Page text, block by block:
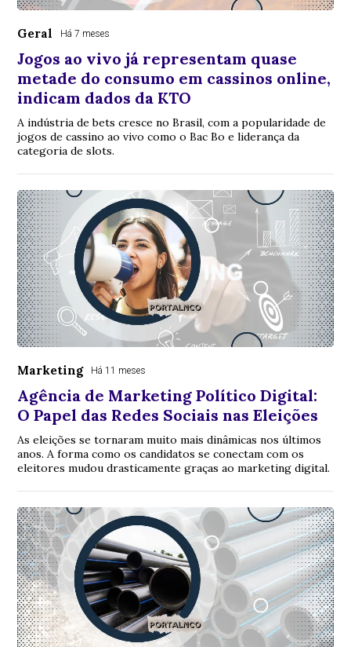
Geral Há 7 meses
Jogos ao vivo já representam quase
metade do consumo em cassinos online,
indicam dados da KTO
A indústria de bets cresce no Brasil, com a popularidade de
jogos de cassino ao vivo como o Bac Bo e liderança da
categoria de slots.
Marketing Há 11 meses
Agência de Marketing Político Digital:
O Papel das Redes Sociais nas Eleições
As eleições se tornaram muito mais dinâmicas nos últimos
anos. A forma como os candidatos se conectam com os
eleitores mudou drasticamente graças ao marketing digital.